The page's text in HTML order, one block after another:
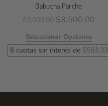
Babucha Parche
$3,900.00 $3,500.00
Seleccionar Opciones
6 cuotas sin interés de $583.33